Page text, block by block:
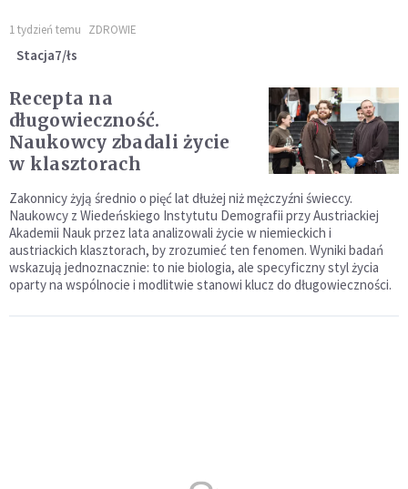
1 tydzień temu ZDROWIE
Stacja7/łs
Recepta na
długowieczność.
Naukowcy zbadali życie
w klasztorach
Zakonnicy żyją średnio o pięć lat dłużej niż mężczyźni świeccy.
Naukowcy z Wiedeńskiego Instytutu Demografii przy Austriackiej
Akademii Nauk przez lata analizowali życie w niemieckich i
austriackich klasztorach, by zrozumieć ten fenomen. Wyniki badań
wskazują jednoznacznie: to nie biologia, ale specyficzny styl życia
oparty na wspólnocie i modlitwie stanowi klucz do długowieczności.